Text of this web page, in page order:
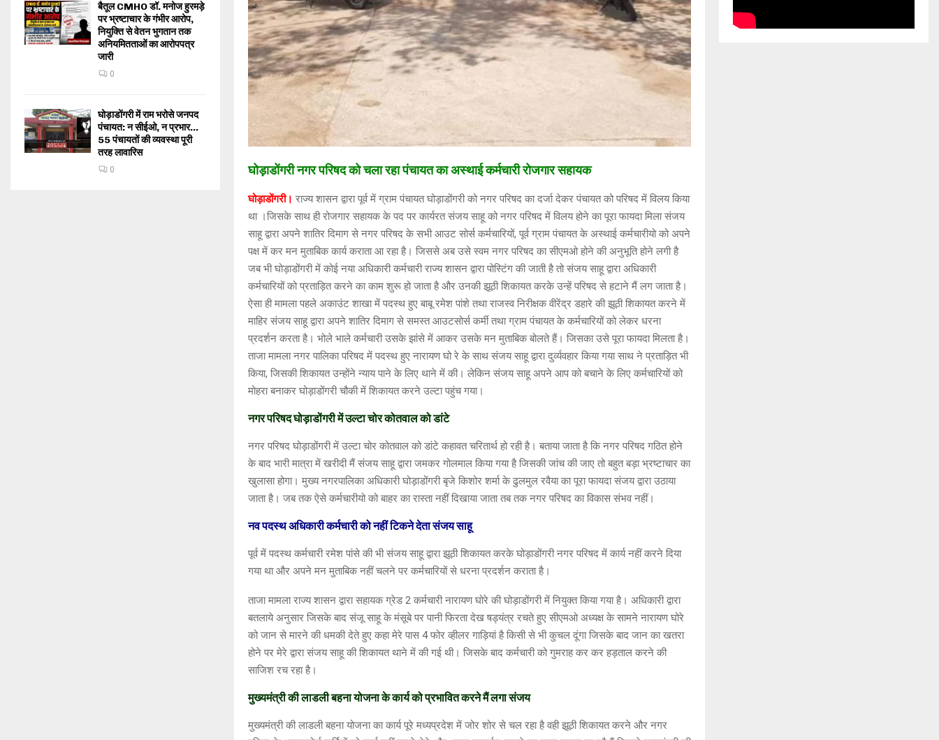
घोड़ाडोंगरी नगर परिषद को चला रहा पंचायत का अस्थाई कर्मचारी रोजगार सहायक
घोड़ाडोंगरी। राज्य शासन द्वारा पूर्व में ग्राम पंचायत घोड़ाडोंगरी को नगर परिषद का दर्जा देकर पंचायत को परिषद में विलय किया
था ।जिसके साथ ही रोजगार सहायक के पद पर कार्यरत संजय साहू को नगर परिषद में विलय होने का पूरा फायदा मिला संजय
साहू द्वारा अपने शातिर दिमाग से नगर परिषद के सभी आउट सोर्स कर्मचारियों, पूर्व ग्राम पंचायत के अस्थाई कर्मचारीयो को अपने
पक्ष में कर मन मुताबिक कार्य कराता आ रहा है। जिससे अब उसे स्वम नगर परिषद का सीएमओ होने की अनुभूति होने लगी है
जब भी घोड़ाडोंगरी में कोई नया अधिकारी कर्मचारी राज्य शासन द्वारा पोस्टिंग की जाती है तो संजय साहू द्वारा अधिकारी
कर्मचारियों को प्रताड़ित करने का काम शुरू हो जाता है और उनकी झूठी शिकायत करके उन्हें परिषद से हटाने मैं लग जाता है।
ऐसा ही मामला पहले अकाउंट शाखा में पदस्थ हुए बाबू रमेश पांशे तथा राजस्व निरीक्षक वीरेंद्र डहारे की झूठी शिकायत करने में
माहिर संजय साहू द्वारा अपने शातिर दिमाग से समस्त आउटसोर्स कर्मी तथा ग्राम पंचायत के कर्मचारियों को लेकर धरना
प्रदर्शन करता है। भोले भाले कर्मचारी उसके झांसे में आकर उसके मन मुताबिक बोलते हैं। जिसका उसे पूरा फायदा मिलता है।
ताजा मामला नगर पालिका परिषद में पदस्थ हुए नारायण घो रे के साथ संजय साहू द्वारा दुर्व्यवहार किया गया साथ ने प्रताड़ित भी
किया, जिसकी शिकायत उन्होंने न्याय पाने के लिए थाने में की। लेकिन संजय साहू अपने आप को बचाने के लिए कर्मचारियों को
मोहरा बनाकर घोड़ाडोंगरी चौकी में शिकायत करने उल्टा पहुंच गया।
नगर परिषद घोड़ाडोंगरी में उल्टा चोर कोतवाल को डांटे
नगर परिषद घोड़ाडोंगरी में उल्टा चोर कोतवाल को डांटे कहावत चरितार्थ हो रही है। बताया जाता है कि नगर परिषद गठित होने
के बाद भारी मात्रा में खरीदी मैं संजय साहू द्वारा जमकर गोलमाल किया गया है जिसकी जांच की जाए तो बहुत बड़ा भ्रष्टाचार का
खुलासा होगा। मुख्य नगरपालिका अधिकारी घोड़ाडोंगरी बृजे किशोर शर्मा के ढुलमुल रवैया का पूरा फायदा संजय द्वारा उठाया
जाता है। जब तक ऐसे कर्मचारीयो को बाहर का रास्ता नहीं दिखाया जाता तब तक नगर परिषद का विकास संभव नहीं।
नव पदस्थ अधिकारी कर्मचारी को नहीं टिकने देता संजय साहू
पूर्व में पदस्थ कर्मचारी रमेश पांसे की भी संजय साहू द्वारा झूठी शिकायत करके घोड़ाडोंगरी नगर परिषद में कार्य नहीं करने दिया
गया था और अपने मन मुताबिक नहीं चलने पर कर्मचारियों से धरना प्रदर्शन कराता है।
ताजा मामला राज्य शासन द्वारा सहायक ग्रेड 2 कर्मचारी नारायण घोरे की घोड़ाडोंगरी में नियुक्त किया गया है। अधिकारी द्वारा
बतलाये अनुसार जिसके बाद संजू साहू के मंसूबे पर पानी फिरता देख षड्यंत्र रचते हुए सीएमओ अध्यक्ष के सामने नारायण घोरे
को जान से मारने की धमकी देते हुए कहा मेरे पास 4 फोर व्हीलर गाड़ियां है किसी से भी कुचल दूंगा जिसके बाद जान का खतरा
होने पर मेरे द्वारा संजय साहू की शिकायत थाने में की गई थी। जिसके बाद कर्मचारी को गुमराह कर कर हड़ताल करने की
साजिश रच रहा है।
मुख्यमंत्री की लाडली बहना योजना के कार्य को प्रभावित करने मैं लगा संजय
मुख्यमंत्री की लाडली बहना योजना का कार्य पूरे मध्यप्रदेश में जोर शोर से चल रहा है वही झूठी शिकायत करने और नगर
बैतूल CMHO डॉ. मनोज हुरमड़े
पर भ्रष्टाचार के गंभीर आरोप,
नियुक्ति से वेतन भुगतान तक
अनियमितताओं का आरोपपत्र
जारी
0
घोड़ाडोंगरी में राम भरोसे जनपद
पंचायत: न सीईओ, न प्रभार…
55 पंचायतों की व्यवस्था पूरी
तरह लावारिस
0